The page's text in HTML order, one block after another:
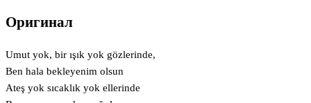
Оригинал
Umut yok, bir ışık yok gözlerinde,
Ben hala bekleyenim olsun
Ateş yok sıcaklık yok ellerinde